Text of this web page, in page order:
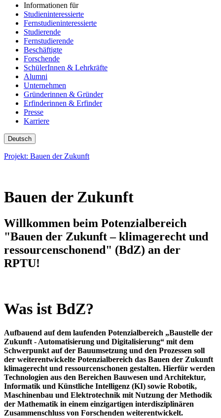
Informationen für
Studieninteressierte
Fernstudieninteressierte
Studierende
Fernstudierende
Beschäftigte
Forschende
SchülerInnen & Lehrkräfte
Alumni
Unternehmen
Gründerinnen & Gründer
Erfinderinnen & Erfinder
Presse
Karriere
Deutsch
Projekt: Bauen der Zukunft
Bauen der Zukunft
Willkommen beim Potenzialbereich
"Bauen der Zukunft – klimagerecht und
ressourcenschonend" (BdZ) an der
RPTU!
Was ist BdZ?
Aufbauend auf dem laufenden Potenzialbereich „Baustelle der
Zukunft - Automatisierung und Digitalisierung“ mit dem
Schwerpunkt auf der Bauumsetzung und den Prozessen soll
der weiterentwickelte Potenzialbereich das Bauen der Zukunft
klimagerecht und ressourcenschonen gestalten. Hierfür werden
Technologien aus den Bereichen Bauwesen und Architektur,
Informatik und Künstliche Intelligenz (KI) sowie Robotik,
Maschinenbau und Elektrotechnik mit Nutzung der Methodik
der Mathematik in einem einzigartigen interdisziplinären
Zusammenschluss von Forschenden weiterentwickelt.